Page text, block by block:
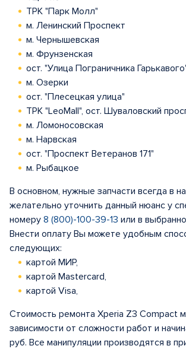
ТРК "Парк Молл"
м. Ленинский Проспект
м. Чернышевская
м. Фрунзенская
ост. "Улица Пограничника
м. Озерки
ост. "Плесецкая улица"
ТРК "LeoMall", ост. Шуваловский
м. Ломоносовская
м. Нарвская
ост. "Проспект Ветеранов 171"
м. Рыбацкое
В основном, нужные запчасти всегда в
желательно уточнить данный нюанс у
номеру 8 (800)-100-39-13 или в
Внести оплату Вы можете удобным
следующих:
картой МИР,
картой Mastercard,
картой Visa,
Стоимость ремонта Xperia Z3 Compact
зависимости от сложности работ и
руб. Все манипуляции производятся в